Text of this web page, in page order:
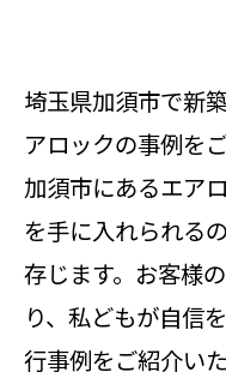
埼玉県加須市で新
アロックの事例を
加須市にあるエア
を手に入れられる
存じます。お客様
り、私どもが自信
行事例をご紹介いた